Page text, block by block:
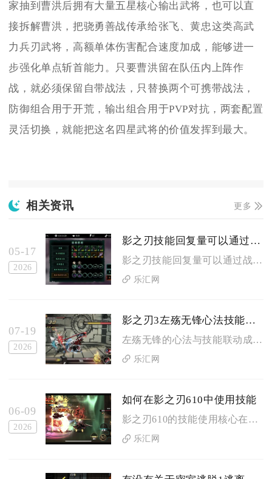
家抽到曹洪后拥有大量五星核心输出武将，也可以直
接拆解曹洪，把骁勇善战传承给张飞、黄忠这类高武
力兵刃武将，高额单体伤害配合速度加成，能够进一
步强化单点斩首能力。只要曹洪留在队伍内上阵作
战，就必须保留自带战法，只替换两个可携带战法，
防御组合用于开荒，输出组合用于PVP对抗，两套配置
灵活切换，就能把这名四星武将的价值发挥到最大。
相关资讯 更多
05-17
2026
影之刃技能回复量可以通过战斗策略优化吗
影之刃技能回复量可以通过战斗策略优化，合理规划技能循环、杀意...
乐汇网
07-19
2026
影之刃3左殇无锋心法技能有多强大
左殇无锋的心法与技能联动成型后，兼具高额独立增伤、稳定破甲、...
乐汇网
06-09
2026
如何在影之刃610中使用技能
影之刃610的技能使用核心在于连招链的无缝衔接、杀意资源的精...
乐汇网